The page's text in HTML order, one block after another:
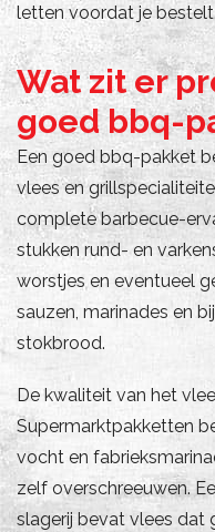
letten voordat je bestelt.
Wat zit er
goed bbq-
Een goed bbq-pakket
vlees en
complete barbecue-
stukken rund- en
worstjes en eventueel
sauzen, marinades en
stokbrood.
De kwaliteit van het
Supermarktpakketten
vocht en
zelf overschreeuwen.
slagerij bevat vlees dat